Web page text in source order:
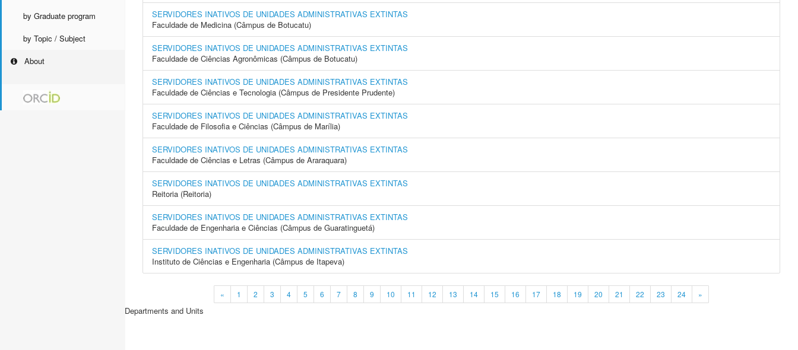
by Graduate program
by Topic / Subject
About
SERVIDORES INATIVOS DE UNIDADES ADMINISTRATIVAS EXTINTAS
Faculdade de Medicina (Câmpus de Botucatu)
SERVIDORES INATIVOS DE UNIDADES ADMINISTRATIVAS EXTINTAS
Faculdade de Ciências Agronômicas (Câmpus de Botucatu)
SERVIDORES INATIVOS DE UNIDADES ADMINISTRATIVAS EXTINTAS
Faculdade de Ciências e Tecnologia (Câmpus de Presidente Prudente)
SERVIDORES INATIVOS DE UNIDADES ADMINISTRATIVAS EXTINTAS
Faculdade de Filosofia e Ciências (Câmpus de Marília)
SERVIDORES INATIVOS DE UNIDADES ADMINISTRATIVAS EXTINTAS
Faculdade de Ciências e Letras (Câmpus de Araraquara)
SERVIDORES INATIVOS DE UNIDADES ADMINISTRATIVAS EXTINTAS
Reitoria (Reitoria)
SERVIDORES INATIVOS DE UNIDADES ADMINISTRATIVAS EXTINTAS
Faculdade de Engenharia e Ciências (Câmpus de Guaratinguetá)
SERVIDORES INATIVOS DE UNIDADES ADMINISTRATIVAS EXTINTAS
Instituto de Ciências e Engenharia (Câmpus de Itapeva)
« 1 2 3 4 5 6 7 8 9 10 11 12 13 14 15 16 17 18 19 20 21 22 23 24 »
Departments and Units